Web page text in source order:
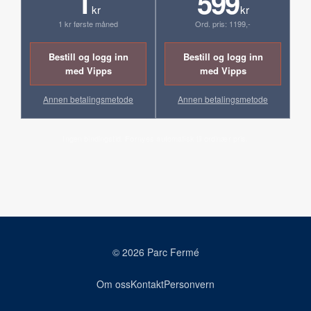
kr
1 kr første måned
Bestill og logg inn
med Vipps
Annen betalingsmetode
kr
Ord. pris: 1199,-
Bestill og logg inn
med Vipps
Annen betalingsmetode
© 2026 Parc Fermé
Om ossKontaktPersonvern